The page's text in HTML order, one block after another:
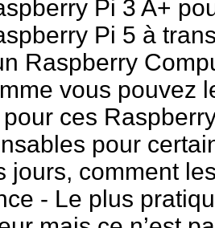
Pi 3 A+
Pi 5 à
Raspberry
vous pouvez
ces
pour
jours, comment
- Le plus